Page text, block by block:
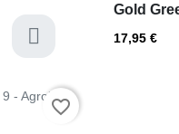
last-
Gold
17,95 €
favorite_border